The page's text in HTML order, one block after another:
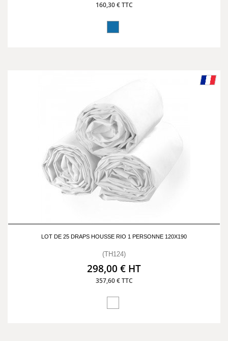
160,30 € TTC
LOT DE 25 DRAPS HOUSSE RIO 1 PERSONNE 120X190
(TH124)
298,00 € HT
357,60 € TTC